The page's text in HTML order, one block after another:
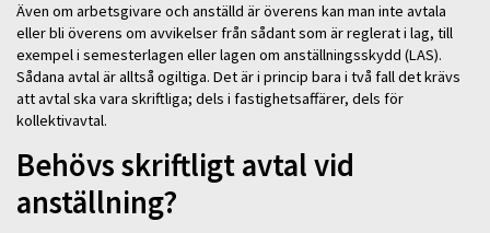
Även om arbetsgivare och anställd är överens kan man inte avtala
eller bli överens om avvikelser från sådant som är reglerat i lag, till
exempel i semesterlagen eller lagen om anställningsskydd (LAS).
Sådana avtal är alltså ogiltiga. Det är i princip bara i två fall det krävs
att avtal ska vara skriftliga; dels i fastighetsaffärer, dels för
kollektivavtal.
Behövs skriftligt avtal vid
anställning?